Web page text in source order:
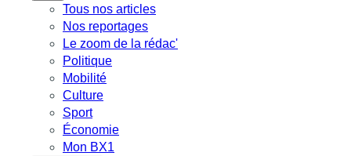
Tous nos articles
Nos reportages
Le zoom de la rédac'
Politique
Mobilité
Culture
Sport
Économie
Mon BX1